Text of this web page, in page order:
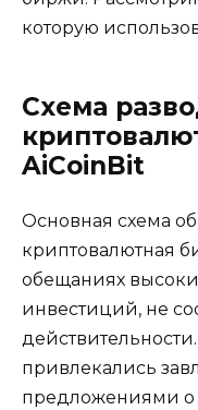
которую
Схема
AiCoinBit
Основная схема
криптовалютная
обещаниях
инвестиций, не
привлекались
предложениями о